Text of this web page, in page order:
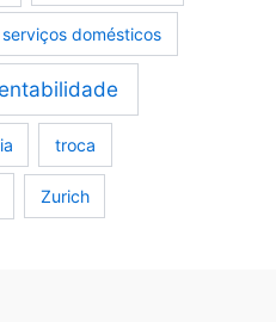
serviços domésticos
troca
Zurich